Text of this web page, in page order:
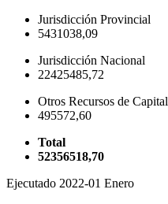
Jurisdicción Provincial
5431038,09
Jurisdicción Nacional
22425485,72
Otros Recursos de Capital
495572,60
Total
52356518,70
Ejecutado 2022-01 Enero